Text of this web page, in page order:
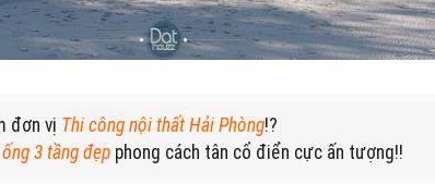
đơn vị Thi công nội thất Hải Phòng!?
3 tầng đẹpphong cách tân cổ điển cực ấn tượng!!